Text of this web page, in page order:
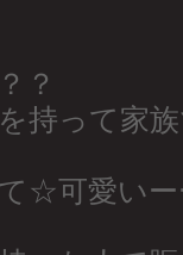
？
持って家
て☆可愛い